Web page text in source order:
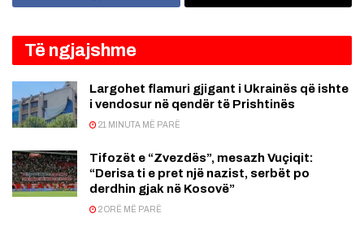
Të ngjajshme
Largohet flamuri gjigant i Ukrainës që ishte
i vendosur në qendër të Prishtinës
21 MINUTA MË PARË
Tifozët e “Zvezdës”, mesazh Vuçiqit:
“Derisa ti e pret një nazist, serbët po
derdhin gjak në Kosovë”
2 ORË MË PARË